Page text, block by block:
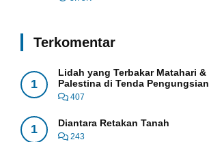
Terkomentar
1
Lidah yang Terbakar Matahari
Palestina di Tenda Pengungsian
407
1 Diantara Retakan Tanah
243